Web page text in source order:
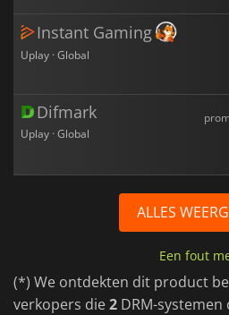
Instant Gaming
Uplay · Global
Difmark
Uplay · Global
ALLES
Een fout
(*) We ontdekten dit product
verkopers die2 DRM-